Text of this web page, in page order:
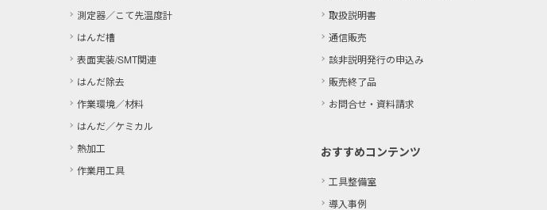
測定器／こて先温度計
はんだ槽
表面実装/SMT関連
はんだ除去
作業環境／材料
はんだ／ケミカル
熱加工
作業用工具
取扱説明書
通信販売
該非説明発行の申込み
販売終了品
お問合せ・資料請求
おすすめコンテンツ
工具整備室
導入事例